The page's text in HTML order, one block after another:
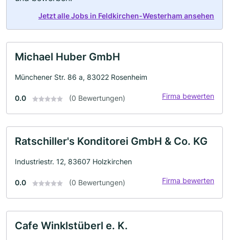
Jetzt alle Jobs in Feldkirchen-Westerham ansehen
Michael Huber GmbH
Münchener Str. 86 a, 83022 Rosenheim
0.0 (0 Bewertungen) Firma bewerten
Ratschiller's Konditorei GmbH & Co. KG
Industriestr. 12, 83607 Holzkirchen
0.0 (0 Bewertungen) Firma bewerten
Cafe Winklstüberl e. K.